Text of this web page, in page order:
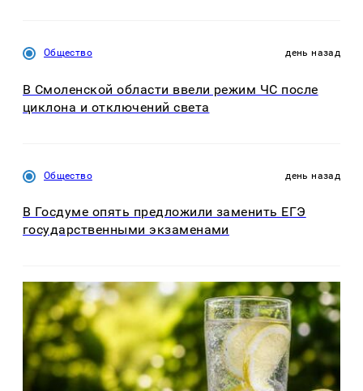
Общество день назад
В Смоленской области ввели режим ЧС после
циклона и отключений света
Общество день назад
В Госдуме опять предложили заменить ЕГЭ
государственными экзаменами